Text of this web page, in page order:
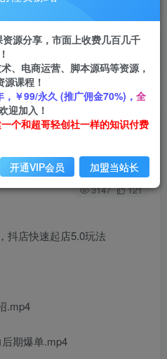
，抖店快速起店5.0玩法
关注 私信
3147 121
.mp4
期爆单.mp4
源分享，市面上收费几百几千
、电商运营、脚本源码等资源，
课程！
，￥99/永久 (推广佣金70%)， 全
迎加入！
个和超哥轻创社一样的知识付费
开通VIP会员 加盟当站长